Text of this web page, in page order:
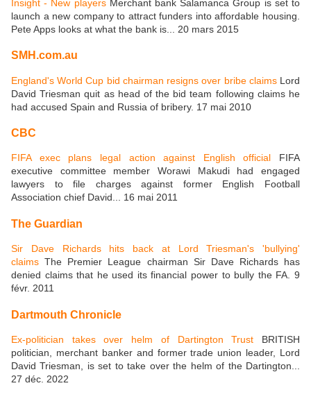
Insight - New playersMerchant bank Salamanca Group is set to
launch a new company to attract funders into affordable housing.
Pete Apps looks at what the bank is... 20 mars 2015
SMH.com.au
England's World Cup bid chairman resigns over bribe claimsLord
David Triesman quit as head of the bid team following claims he
had accused Spain and Russia of bribery. 17 mai 2010
CBC
FIFA exec plans legal action against English official FIFA
executive committee member Worawi Makudi had engaged
lawyers to file charges against former English Football
Association chief David... 16 mai 2011
The Guardian
Sir Dave Richards hits back at Lord Triesman's 'bullying'
claims The Premier League chairman Sir Dave Richards has
denied claims that he used its financial power to bully the FA. 9
févr. 2011
Dartmouth Chronicle
Ex-politician takes over helm of Dartington Trust BRITISH
politician, merchant banker and former trade union leader, Lord
David Triesman, is set to take over the helm of the Dartington...
27 déc. 2022